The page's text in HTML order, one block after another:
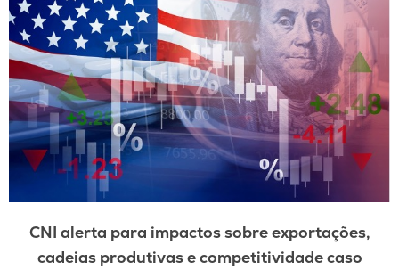
CNI alerta para impactos sobre exportações,
cadeias produtivas e competitividade caso